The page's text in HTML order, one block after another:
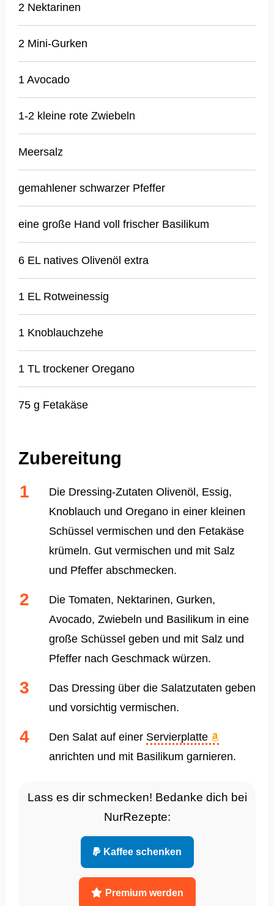
2 Nektarinen
2 Mini-Gurken
1 Avocado
1-2 kleine rote Zwiebeln
Meersalz
gemahlener schwarzer Pfeffer
eine große Hand voll frischer Basilikum
6 EL natives Olivenöl extra
1 EL Rotweinessig
1 Knoblauchzehe
1 TL trockener Oregano
75 g Fetakäse
Zubereitung
Die Dressing-Zutaten Olivenöl, Essig,
Knoblauch und Oregano in einer kleinen
Schüssel vermischen und den Fetakäse
krümeln. Gut vermischen und mit Salz
und Pfeffer abschmecken.
Die Tomaten, Nektarinen, Gurken,
Avocado, Zwiebeln und Basilikum in eine
große Schüssel geben und mit Salz und
Pfeffer nach Geschmack würzen.
Das Dressing über die Salatzutaten geben
und vorsichtig vermischen.
Den Salat auf einer Servierplatte
anrichten und mit Basilikum garnieren.
Lass es dir schmecken! Bedanke dich bei
NurRezepte:
Kaffee schenken
Premium werden